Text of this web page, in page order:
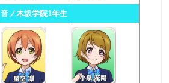
音ノ木坂学院1年生